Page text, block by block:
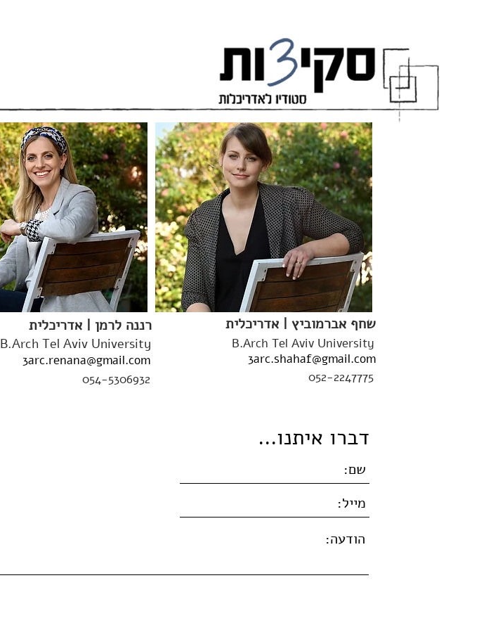
שחף אברמוביץ | אדריכלית
B.Arch Tel Aviv University
052-2247775
3arc.shahaf@gmail.com
3arc.renana@gmail.com
רננה לרמן | אדריכלית
054-5306932
B.Arch Tel Aviv University
דברו איתנו...